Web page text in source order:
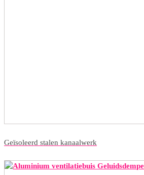
Geïsoleerd stalen kanaalwerk